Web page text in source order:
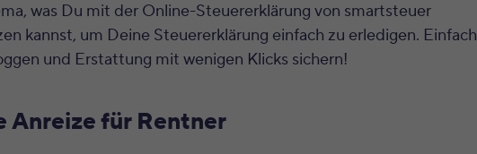
was Du mit der Online-Steuererklärung von smartsteuer
kannst, um Deine Steuererklärung einfach zu erledigen. Einfach
und Erstattung mit wenigen Klicks sichern!
Anreize für Rentner